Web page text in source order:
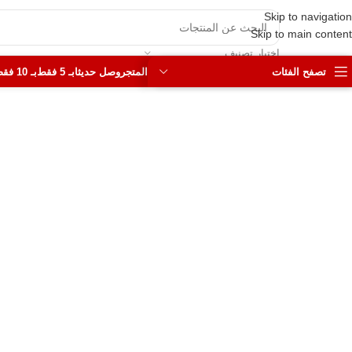
Skip to navigation
Skip to main content
اختيار تصنيف
تصفح الفئات المتجر وصل حديثابـ 5 فقط بـ 10 فقط